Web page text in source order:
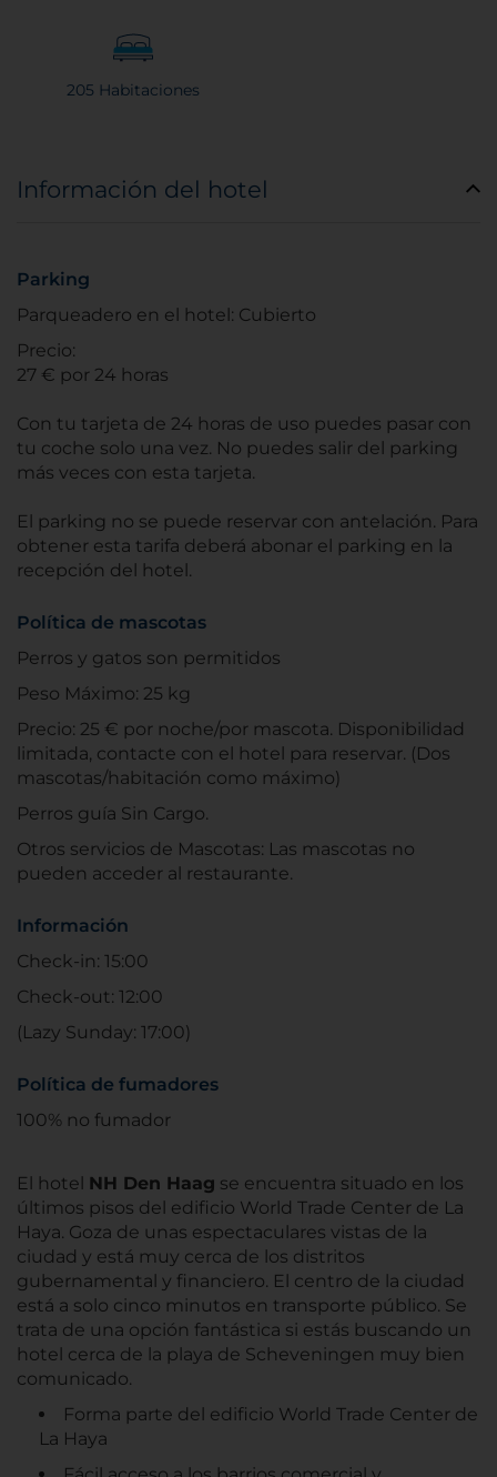
205 Habitaciones
Información del hotel
Parking
Parqueadero en el hotel: Cubierto
Precio:
27 € por 24 horas
Con tu tarjeta de 24 horas de uso puedes pasar con
tu coche solo una vez. No puedes salir del parking
más veces con esta tarjeta.
El parking no se puede reservar con antelación. Para
obtener esta tarifa deberá abonar el parking en la
recepción del hotel.
Política de mascotas
Perros y gatos son permitidos
Peso Máximo: 25 kg
Precio: 25 € por noche/por mascota. Disponibilidad
limitada, contacte con el hotel para reservar. (Dos
mascotas/habitación como máximo)
Perros guía Sin Cargo.
Otros servicios de Mascotas: Las mascotas no
pueden acceder al restaurante.
Información
Check-in: 15:00
Check-out: 12:00
(Lazy Sunday: 17:00)
Política de fumadores
100% no fumador
El hotel NH Den Haag se encuentra situado en los
últimos pisos del edificio World Trade Center de La
Haya. Goza de unas espectaculares vistas de la
ciudad y está muy cerca de los distritos
gubernamental y financiero. El centro de la ciudad
está a solo cinco minutos en transporte público. Se
trata de una opción fantástica si estás buscando un
hotel cerca de la playa de Scheveningen muy bien
comunicado.
Forma parte del edificio World Trade Center de
La Haya